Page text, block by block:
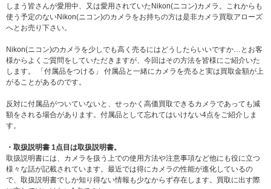
しまう皆さんが愛用中、又は愛用されていたNikon(ニコン)カメラ。これからも
使う予定のないNikon(ニコン)のカメラをお持ちの方は是非カメラ買取アローズ
へとお売り下さい。
Nikon(ニコン)のカメラを少しでも高く売るにはどうしたらいいですか…とお客
様からよくご質問をしていただきますが、今回はその方法を皆様にご紹介いた
します。 「付属品をつける」 付属品と一緒にカメラを売ると実は買取金額が上
がることがあるのです。
反対に付属品がついていないと、せっかく高価買取できるカメラであっても減
額をされる場合があります。付属品として忘れてはいけない4点をご紹介しま
す。
・取扱説明書 1点目は取扱説明書。
取扱説明書には、カメラを扱う上での使用方法や注意事項など他にも役に立つ
様々な話が記載されています。最近では得にカメラの性能が進化しているの
で、取扱説明書でしか知り得ない情報も少なからず存在します。買取に出す際